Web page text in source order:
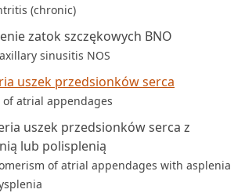
(chronic)
zatok szczękowych BNO
sinusitis NOS
uszek przedsionków serca
of atrial appendages
uszek przedsionków serca z
lub polisplenią
of atrial appendages with asplenia